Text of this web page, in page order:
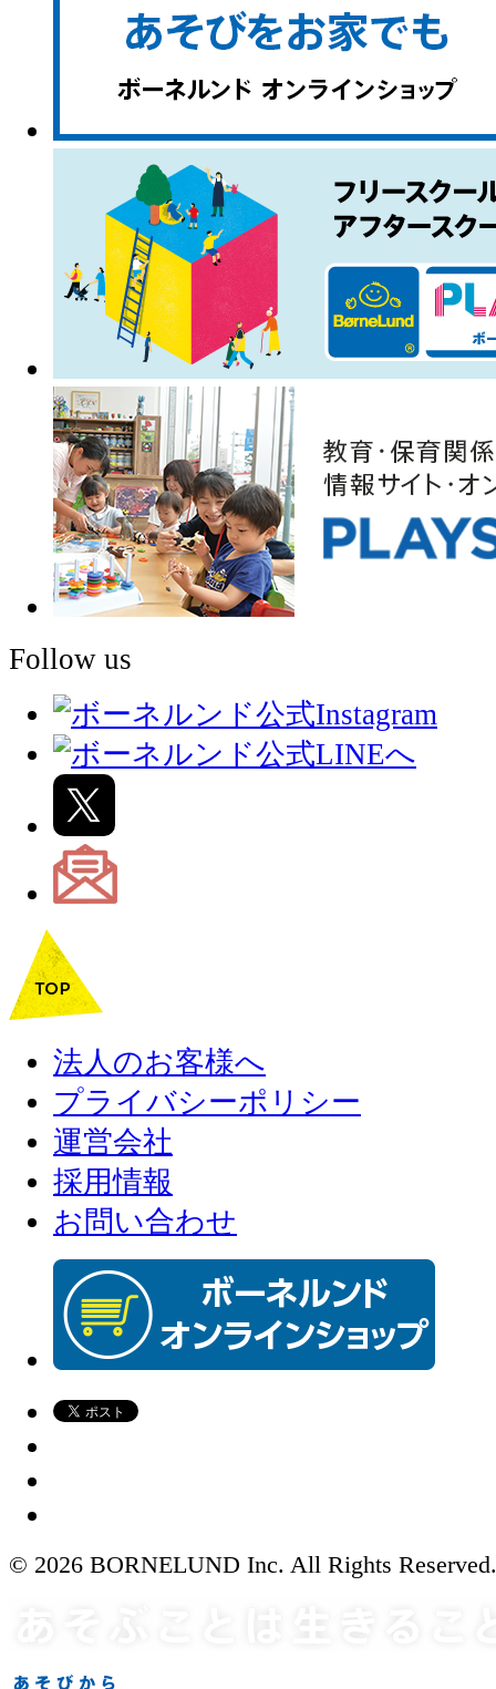
Follow us
法人のお客様へ
プライバシーポリシー
運営会社
採用情報
お問い合わせ
© 2026 BORNELUND Inc. All Rights Reserved.